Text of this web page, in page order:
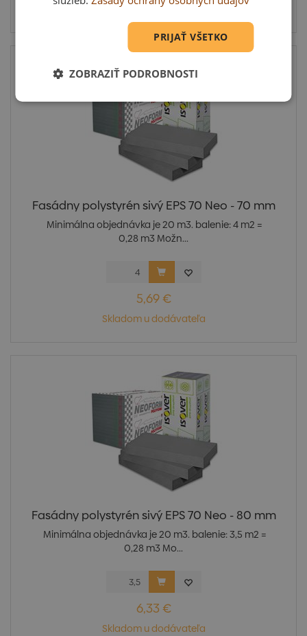
Skladom u dodávateľa
Fasádny polystyrén sivý EPS 70 Neo - 70 mm
Minimálna objednávka je 20 m3. balenie: 4 m2 =
0,28 m3 Možn...
5,69 €
Skladom u dodávateľa
Fasádny polystyrén sivý EPS 70 Neo - 80 mm
Minimálna objednávka je 20 m3. balenie: 3,5 m2 =
0,28 m3 Mo...
6,33 €
Skladom u dodávateľa
PRIJAŤ VŠETKO
ZOBRAZIŤ PODROBNOSTI